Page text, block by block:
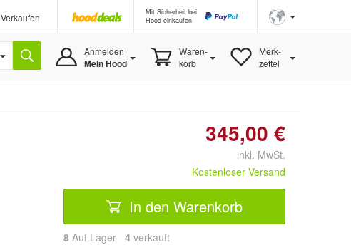
Verkaufen
Mit Sicherheit bei
Hood einkaufen
Anmelden
Mein Hood
Waren-
korb
Merk-
zettel
345,00 €
inkl. MwSt.
Kostenloser Versand
In den Warenkorb
8 Auf Lager 4 verkauft